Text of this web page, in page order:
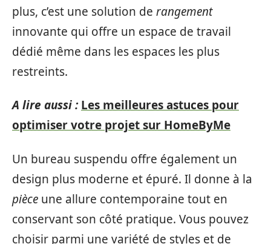
plus, c’est une solution de rangement
innovante qui offre un espace de travail
dédié même dans les espaces les plus
restreints.
A lire aussi : Les meilleures astuces pour
optimiser votre projet sur HomeByMe
Un bureau suspendu offre également un
design plus moderne et épuré. Il donne à la
pièce une allure contemporaine tout en
conservant son côté pratique. Vous pouvez
choisir parmi une variété de styles et de